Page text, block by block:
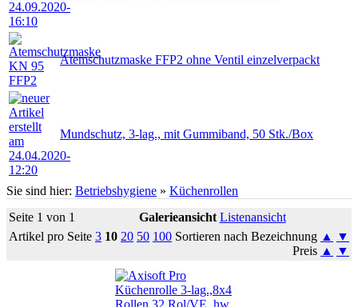
Atemschutzmaske FFP2 ohne Ventil einzelverpackt
Mundschutz, 3-lag., mit Gummiband, 50 Stk./Box
Sie sind hier: Betriebshygiene » Küchenrollen
Seite 1 von 1
Galerieansicht Listenansicht
Artikel pro Seite 3 10 20 50 100 Sortieren nach Bezeichnung ▲
▼
Preis ▲ ▼